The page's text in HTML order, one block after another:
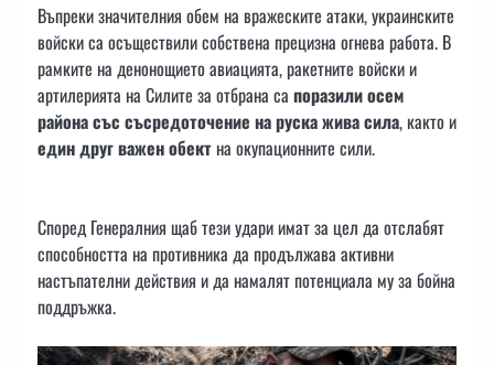
Въпреки значителния обем на вражеските атаки, украинските
войски са осъществили собствена прецизна огнева работа. В
рамките на денонощието авиацията, ракетните войски и
артилерията на Силите за отбрана са поразили осем
района със съсредоточение на руска жива сила, както и
един друг важен обектна окупационните сили.
Според Генералния щаб тези удари имат за цел да отслабят
способността на противника да продължава активни
настъпателни действия и да намалят потенциала му за бойна
поддръжка.